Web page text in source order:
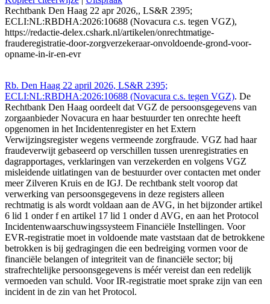
Rechtbank Den Haag 22 apr 2026,, LS&R 2395;
ECLI:NL:RBDHA:2026:10688 (Novacura c.s. tegen VGZ),
https://redactie-delex.cshark.nl/artikelen/onrechtmatige-
frauderegistratie-door-zorgverzekeraar-onvoldoende-grond-voor-
opname-in-ir-en-evr
Rb. Den Haag 22 april 2026, LS&R 2395;
ECLI:NL:RBDHA:2026:10688 (Novacura c.s. tegen VGZ). De
Rechtbank Den Haag oordeelt dat VGZ de persoonsgegevens van
zorgaanbieder Novacura en haar bestuurder ten onrechte heeft
opgenomen in het Incidentenregister en het Extern
Verwijzingsregister wegens vermeende zorgfraude. VGZ had haar
fraudeverwijt gebaseerd op verschillen tussen urenregistraties en
dagrapportages, verklaringen van verzekerden en volgens VGZ
misleidende uitlatingen van de bestuurder over contacten met onder
meer Zilveren Kruis en de IGJ. De rechtbank stelt voorop dat
verwerking van persoonsgegevens in deze registers alleen
rechtmatig is als wordt voldaan aan de AVG, in het bijzonder artikel
6 lid 1 onder f en artikel 17 lid 1 onder d AVG, en aan het Protocol
Incidentenwaarschuwingssysteem Financiële Instellingen. Voor
EVR-registratie moet in voldoende mate vaststaan dat de betrokkene
betrokken is bij gedragingen die een bedreiging vormen voor de
financiële belangen of integriteit van de financiële sector; bij
strafrechtelijke persoonsgegevens is méér vereist dan een redelijk
vermoeden van schuld. Voor IR-registratie moet sprake zijn van een
incident in de zin van het Protocol.